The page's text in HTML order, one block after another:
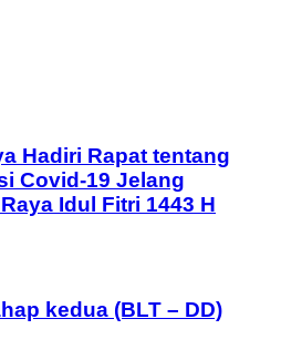
Hadiri Rapat tentang
Covid-19 Jelang
Idul Fitri 1443 H
kedua (BLT – DD)